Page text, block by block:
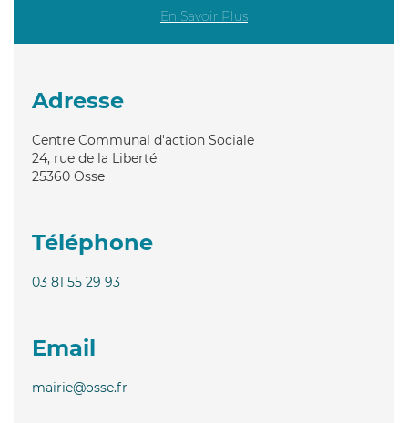
En Savoir Plus
Adresse
Centre Communal d'action Sociale
24, rue de la Liberté
25360 Osse
Téléphone
03 81 55 29 93
Email
mairie@osse.fr